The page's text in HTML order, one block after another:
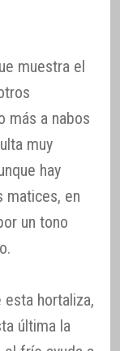
muestra el
más a nabos
muy
hay
matices, en
un tono
esta hortaliza,
última la